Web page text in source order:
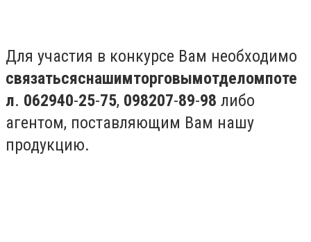
Для участия в конкурсе Вам необходимо
связатьсяснашимторговымотделомпоте
л. 062940-25-75, 098207-89-98 либо
агентом, поставляющим Вам нашу
продукцию.